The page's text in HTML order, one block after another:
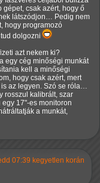
gépet, csak azért, hogy ő
látszódjon… Pedig nem
hogy programozó
tud dolgozni
azt nekem ki?
egy cég minőségi munkát
kell a minőségi
hogy csak azért, mert
az legyen. Szó se róla…
rosszul kalibrált, szar
17"-es monitoron
a munkát,
07:39 kegyetlen korán